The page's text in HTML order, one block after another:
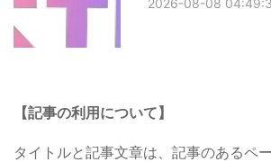
【記事の利用について】
タイトルと記事文章は、記事のあるペ